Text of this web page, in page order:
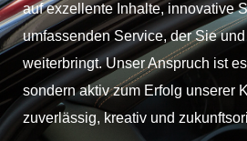
auf exzellente Inhalte, innovative
umfassenden Service, der Sie
weiterbringt. Unser Anspruch ist
sondern aktiv zum Erfolg unserer
zuverlässig, kreativ und